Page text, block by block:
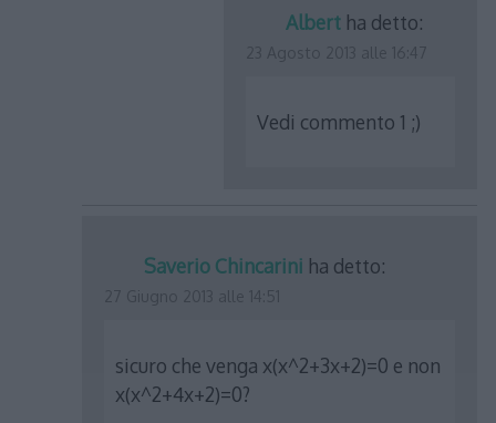
Albert ha detto:
Vedi commento 1 ;)
Saverio Chincarini ha detto:
sicuro che venga x(x^2+3x+2)=0 e non
x(x^2+4x+2)=0?